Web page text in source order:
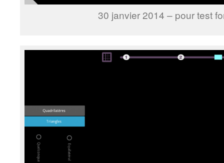
30 janvier 2014 – pour test